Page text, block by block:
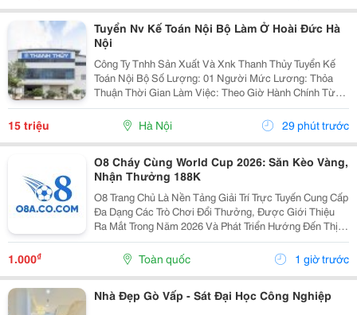
Tuyển Nv Kế Toán Nội Bộ Làm Ở Hoài Đức Hà
Nội
Công Ty Tnhh Sản Xuất Và Xnk Thanh Thủy Tuyển Kế
Toán Nội Bộ Số Lượng: 01 Người Mức Lương: Thỏa
Thuận Thời Gian Làm Việc: Theo Giờ Hành Chính Từ
Thứ 2 Đến Thứ 7. Nội Dung Công Việc: - Làm Hợp Đồng
Mua Bán, Tính Lương Nhân Viên, Hợp...
15 triệu Hà Nội 29 phút trước
O8 Cháy Cùng World Cup 2026: Săn Kèo Vàng,
Nhận Thưởng 188K
O8 Trang Chủ Là Nền Tảng Giải Trí Trực Tuyến Cung Cấp
Đa Dạng Các Trò Chơi Đổi Thưởng, Được Giới Thiệu
Ra Mắt Trong Năm 2026 Và Phát Triển Hướng Đến Thị
Trường Châu Á. Theo Thông Tin Từ Nền Tảng, O8 Hoạt
Động Theo Các Tiêu Chuẩn Áp Dụng Trong Lĩnh...
1.000₫ Toàn quốc 1 giờ trước
Nhà Đẹp Gò Vấp - Sát Đại Học Công Nghiệp